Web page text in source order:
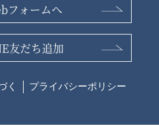
フォームへ
友だち追加
く
プライバシーポリシー